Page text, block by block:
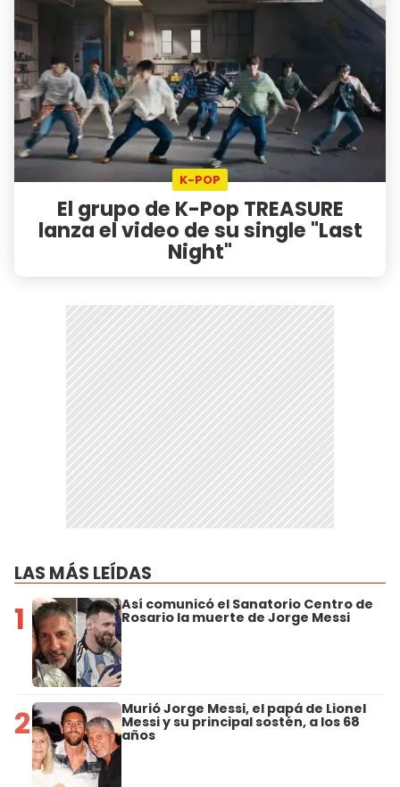
K-POP
El grupo de K-Pop TREASURE
lanza el video de su single "Last
Night"
LAS MÁS LEÍDAS
1 Así comunicó el Sanatorio Centro de
Rosario la muerte de Jorge Messi
2 Murió Jorge Messi, el papá de Lionel
Messi y su principal sostén, a los 68
años